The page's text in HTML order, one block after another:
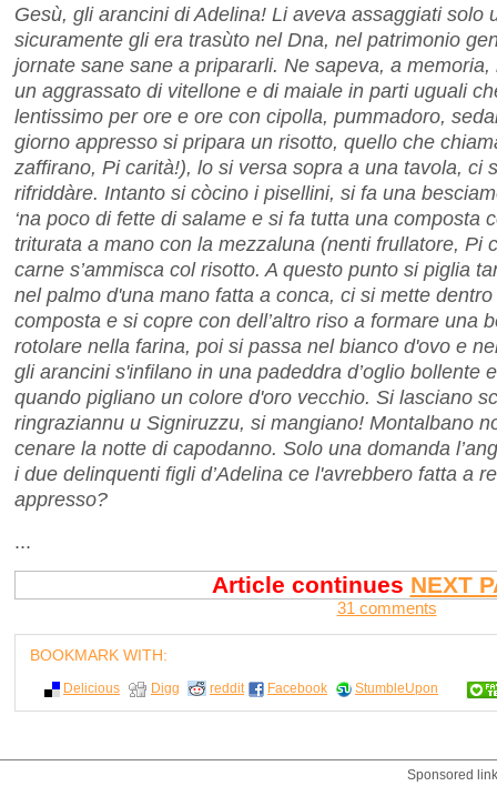
Gesù, gli arancini di Adelina! Li aveva assaggiati solo
sicuramente gli era trasùto nel Dna, nel patrimonio
jornate sane sane a pripararli. Ne sapeva, a
un aggrassato di vitellone e di maiale in parti uguali
lentissimo per ore e ore con cipolla, pummadoro,
giorno appresso si pripara un risotto, quello che
zaffirano, Pi carità!), lo si versa sopra a una tavola, ci
rifriddàre. Intanto si còcino i pisellini, si fa una
‘na poco di fette di salame e si fa tutta una composta
triturata a mano con la mezzaluna (nenti frullatore, Pi
carne s’ammisca col risotto. A questo punto si piglia
nel palmo d'una mano fatta a conca, ci si mette
composta e si copre con dell’altro riso a formare una
rotolare nella farina, poi si passa nel bianco d'ovo e
gli arancini s'infilano in una padeddra d’oglio bollente
quando pigliano un colore d'oro vecchio. Si lasciano
ringraziannu u Signiruzzu, si mangiano! Montalbano
cenare la notte di capodanno. Solo una domanda
i due delinquenti figli d’Adelina ce l'avrebbero fatta a
appresso?
...
Article continues NEXT
31 comments
BOOKMARK WITH:
Delicious Digg reddit Facebook StumbleUpon
Sponsored